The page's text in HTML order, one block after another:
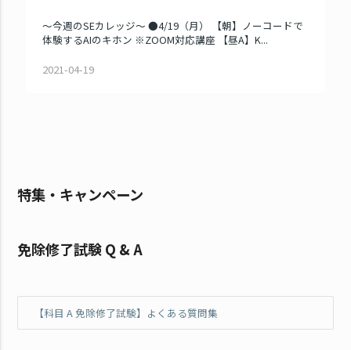
～今週のSEカレッジ～ ●4/19（月） 【朝】ノーコードで
体験するAIのキホン ※ZOOM対応講座 【昼A】K...
2021-04-19
特集・キャンペーン
免除修了試験 Q & A
【科目 A 免除修了試験】よくある質問集